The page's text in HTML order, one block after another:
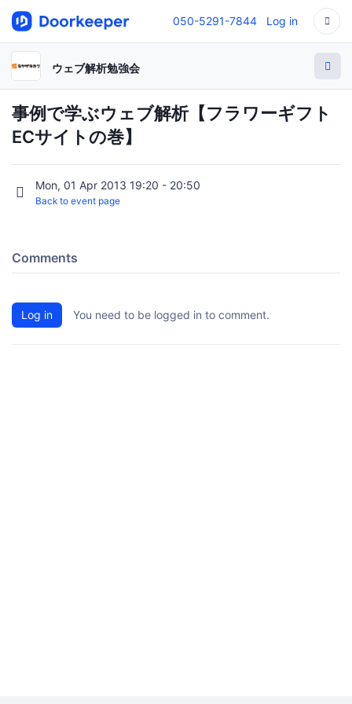
050-5291-7844 Log in
ウェブ解析勉強会
事例で学ぶウェブ解析【フラワーギフト
ECサイトの巻】
Mon, 01 Apr 2013 19:20 - 20:50
Back to event page
Comments
Log in You need to be logged in to comment.